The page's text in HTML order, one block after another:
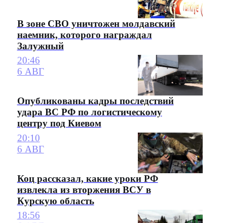
В зоне СВО уничтожен молдавский
наемник, которого награждал
Залужный
20:46
6 АВГ
Опубликованы кадры последствий
удара ВС РФ по логистическому
центру под Киевом
20:10
6 АВГ
Коц рассказал, какие уроки РФ
извлекла из вторжения ВСУ в
Курскую область
18:56